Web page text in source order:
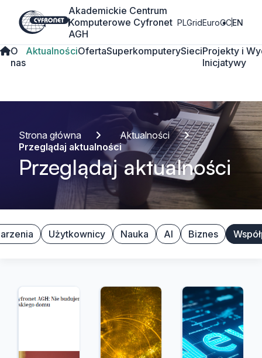
Akademickie Centrum
Komputerowe Cyfronet
AGH
PLGridEuroCCEN
O
nas
AktualnościOfertaSuperkomputerySieciProjekty i
Inicjatywy
Strona główna
Aktualności
Przeglądaj aktualności
Przeglądaj aktualności
Użytkownicy Nauka AI Biznes